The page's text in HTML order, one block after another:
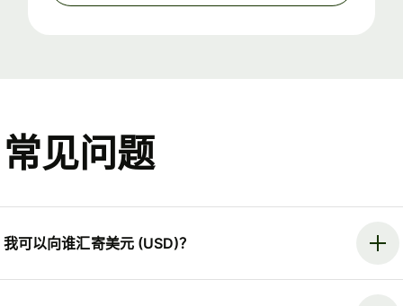
常见问题
我可以向谁汇寄美元 (USD)？